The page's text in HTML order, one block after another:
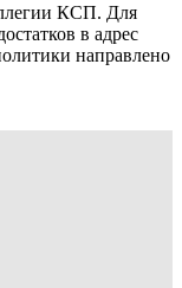
КСП. Для
в адрес
направлено